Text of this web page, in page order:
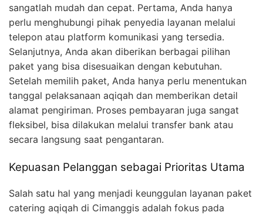
sangatlah mudah dan cepat. Pertama, Anda hanya
perlu menghubungi pihak penyedia layanan melalui
telepon atau platform komunikasi yang tersedia.
Selanjutnya, Anda akan diberikan berbagai pilihan
paket yang bisa disesuaikan dengan kebutuhan.
Setelah memilih paket, Anda hanya perlu menentukan
tanggal pelaksanaan aqiqah dan memberikan detail
alamat pengiriman. Proses pembayaran juga sangat
fleksibel, bisa dilakukan melalui transfer bank atau
secara langsung saat pengantaran.
Kepuasan Pelanggan sebagai Prioritas Utama
Salah satu hal yang menjadi keunggulan layanan paket
catering aqiqah di Cimanggis adalah fokus pada